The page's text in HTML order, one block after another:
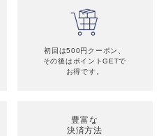
初回は500円クーポン、
その後はポイントGETで
お得です。
豊富な
決済方法